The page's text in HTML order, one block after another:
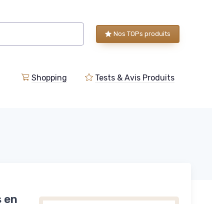
Nos TOPs produits
Shopping Tests & Avis Produits
en